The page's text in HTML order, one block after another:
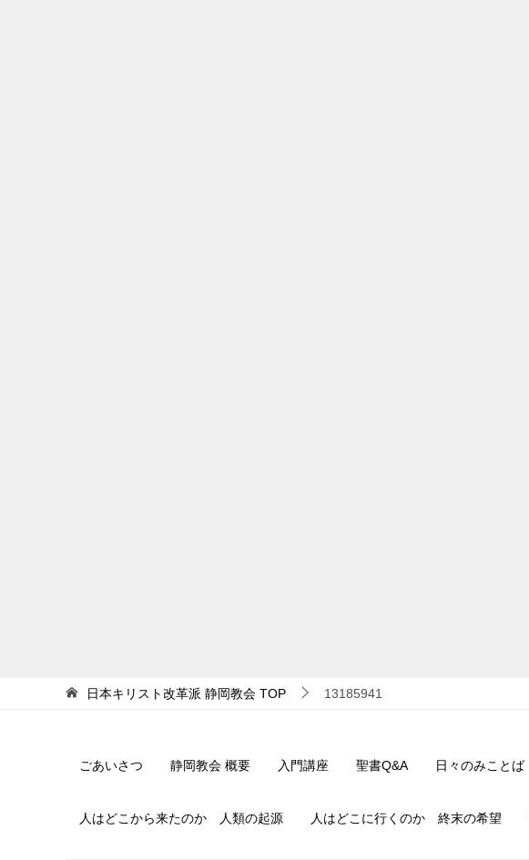
日本キリスト改革派 静岡教会 TOP 13185941
ごあいさつ 静岡教会 概要 入門講座 聖書Q&A 日々のみことば
人はどこから来たのか 人類の起源 人はどこに行くのか 終末の希望